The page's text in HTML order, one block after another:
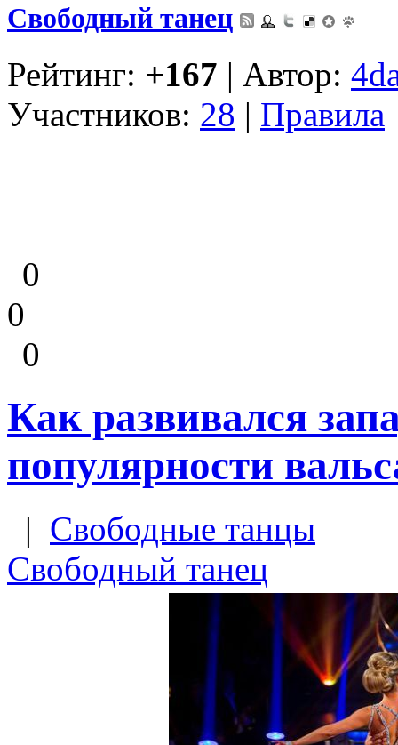
Свободный танец
Рейтинг: +167 | Автор:
Участников: 28 | Правила
0
0
0
Как развивался
популярности
| Свободные танцы
Свободный танец